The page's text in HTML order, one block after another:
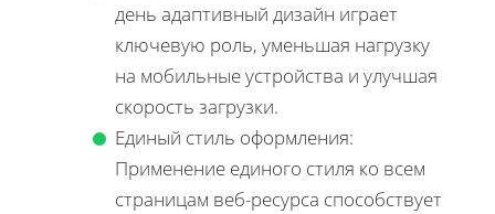
день адаптивный дизайн играет
ключевую роль, уменьшая нагрузку
на мобильные устройства и улучшая
скорость загрузки.
Единый стиль оформления:
Применение единого стиля ко всем
страницам веб-ресурса способствует